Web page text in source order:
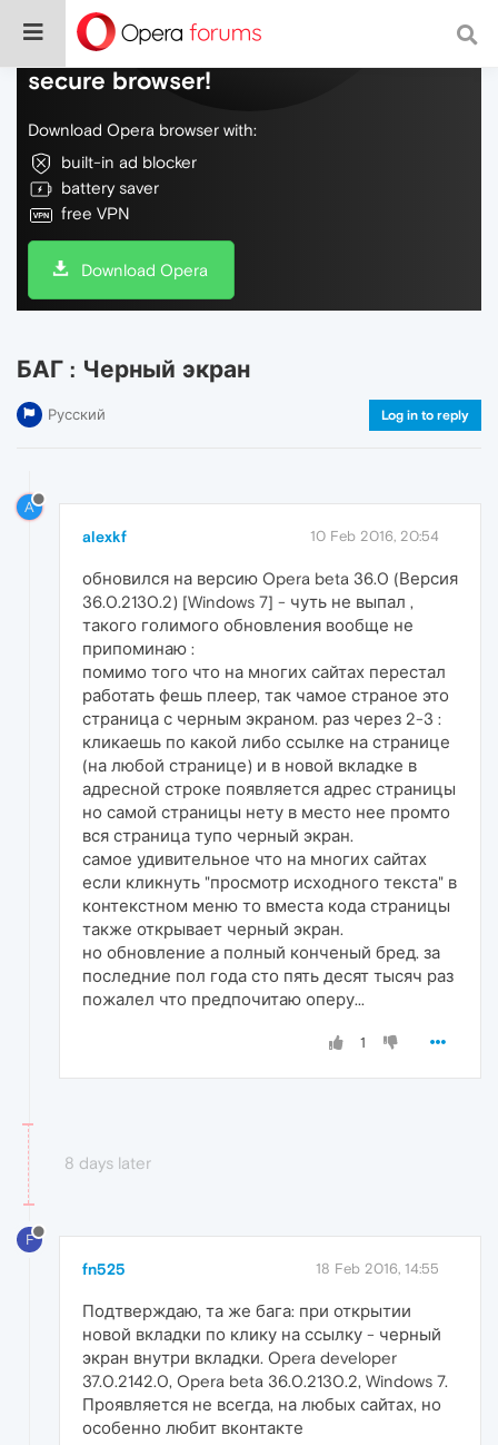
Do more on the web, with a fast and
secure browser!
Download Opera browser with:
built-in ad blocker
battery saver
free VPN
Download Opera
БАГ : Черный экран
Русский Log in to reply
A
alexkf 10 Feb 2016, 20:54
обновился на версию Opera beta 36.0 (Версия
36.0.2130.2) [Windows 7] - чуть не выпал ,
такого голимого обновления вообще не
припоминаю :
помимо того что на многих сайтах перестал
работать фешь плеер, так чамое страное это
страница с черным экраном. раз через 2-3 :
кликаешь по какой либо ссылке на странице
(на любой странице) и в новой вкладке в
адресной строке появляется адрес страницы
но самой страницы нету в место нее промто
вся страница тупо черный экран.
самое удивительное что на многих сайтах
если кликнуть "просмотр исходного текста" в
контекстном меню то вместа кода страницы
также открывает черный экран.
но обновление а полный конченый бред. за
последние пол года сто пять десят тысяч раз
пожалел что предпочитаю оперу...
1
8 days later
F
fn525 18 Feb 2016, 14:55
Подтверждаю, та же бага: при открытии
новой вкладки по клику на ссылку - черный
экран внутри вкладки. Opera developer
37.0.2142.0, Opera beta 36.0.2130.2, Windows 7.
Проявляется не всегда, на любых сайтах, но
особенно любит вконтакте